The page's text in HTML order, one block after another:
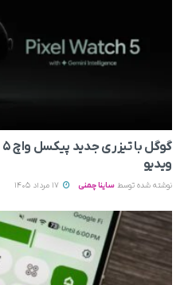
ویدیو
نوشته شده توسط ساینا چمنی